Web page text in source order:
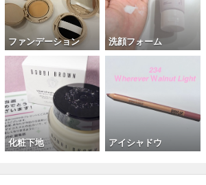
ファンデーション 洗顔フォーム
化粧下地 アイシャドウ